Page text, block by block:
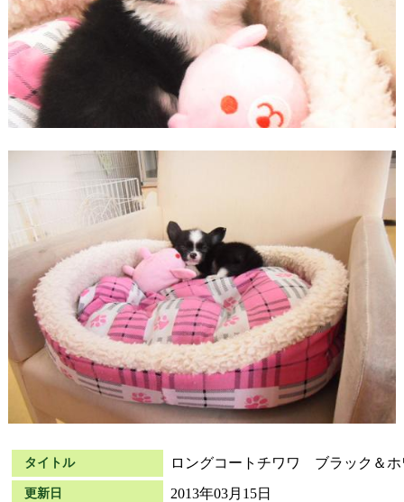
タイトル ロングコートチワワ ブラック＆ホ
更新日 2013年03月15日